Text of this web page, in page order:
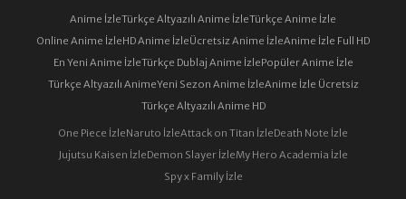
Anime İzleTürkçe Altyazılı Anime İzleTürkçe Anime İzle
Online Anime İzleHD Anime İzleÜcretsiz Anime İzleAnime İzle Full HD
En Yeni Anime İzleTürkçe Dublaj Anime İzlePopüler Anime İzle
Türkçe Altyazılı AnimeYeni Sezon Anime İzleAnime İzle Ücretsiz
Türkçe Altyazılı Anime HD
One Piece İzleNaruto İzleAttack on Titan İzleDeath Note İzle
Jujutsu Kaisen İzleDemon Slayer İzleMy Hero Academia İzle
Spy x Family İzle